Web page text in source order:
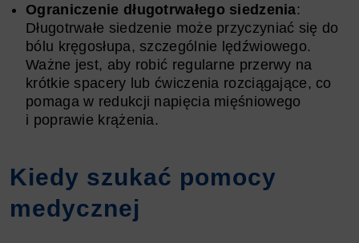
Ograniczenie długotrwałego siedzenia:
Długotrwałe siedzenie może przyczyniać się do
bólu kręgosłupa, szczególnie lędźwiowego.
Ważne jest, aby robić regularne przerwy na
krótkie spacery lub ćwiczenia rozciągające, co
pomaga w redukcji napięcia mięśniowego
i poprawie krążenia.
Kiedy szukać pomocy
medycznej